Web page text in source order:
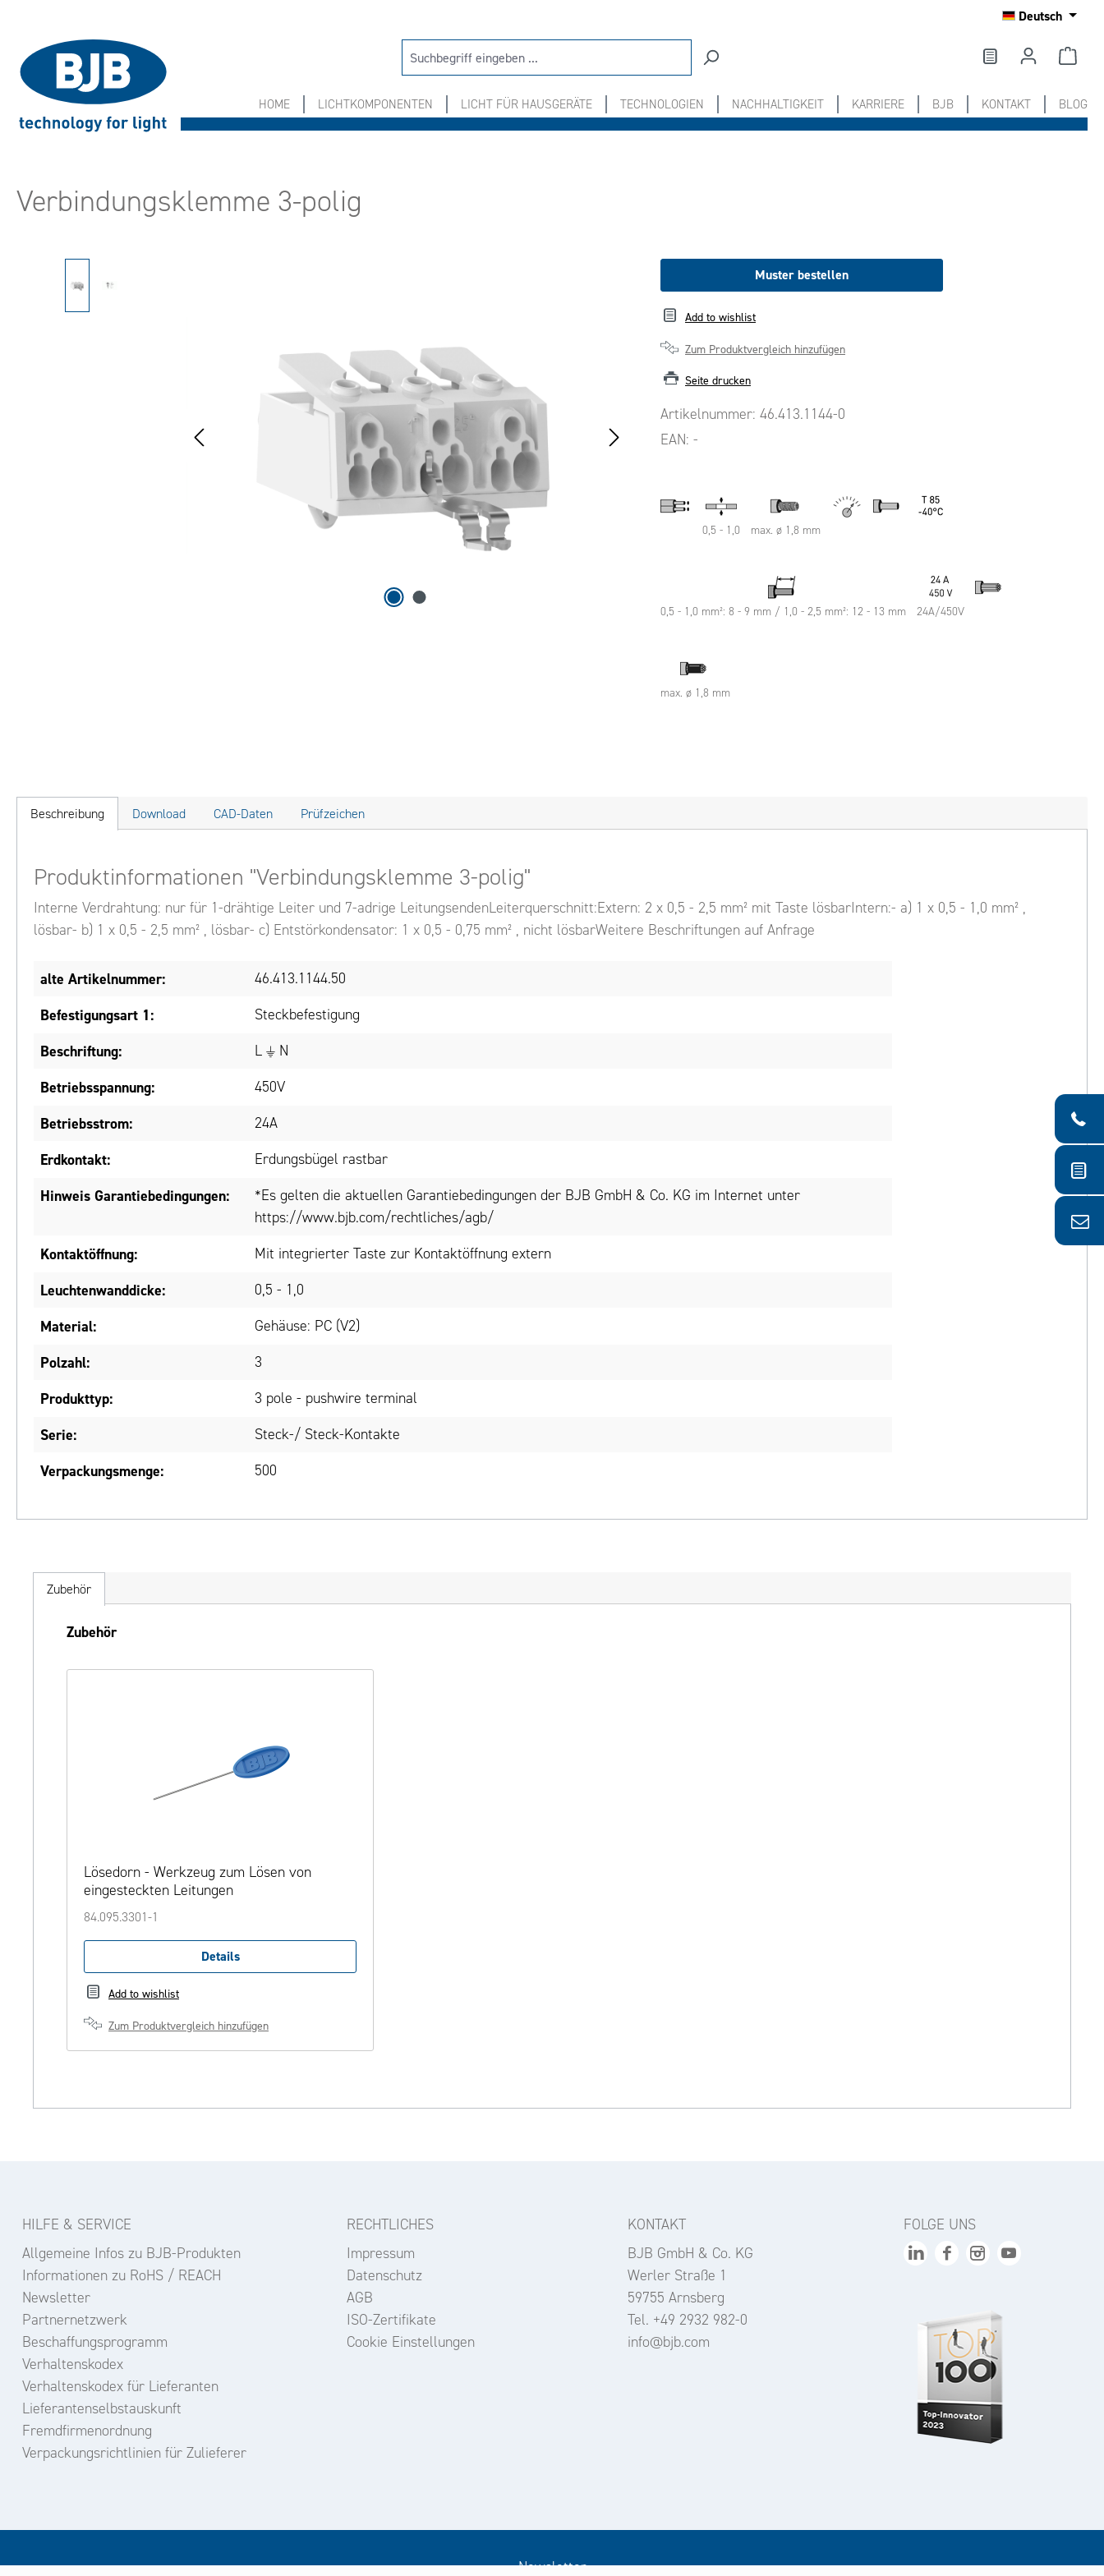
Deutsch
HOME LICHTKOMPONENTEN LICHT FÜR HAUSGERÄTE TECHNOLOGIEN NACHHALTIGKEIT KARRIERE BJB KONTAKT BLOG
Verbindungsklemme 3-polig
Muster bestellen
Add to wishlist
Zum Produktvergleich hinzufügen
Seite drucken
Artikelnummer: 46.413.1144-0
EAN: -
0,5 - 1,0 max. ø 1,8 mm
0,5 - 1,0 mm²: 8 - 9 mm / 1,0 - 2,5 mm²: 12 - 13 mm 24A/450V
max. ø 1,8 mm
Beschreibung Download CAD-Daten Prüfzeichen
Produktinformationen "Verbindungsklemme 3-polig"
Interne Verdrahtung: nur für 1-drähtige Leiter und 7-adrige LeitungsendenLeiterquerschnitt:Extern: 2 x 0,5 - 2,5 mm² mit Taste lösbarIntern:- a) 1 x 0,5 - 1,0 mm² ,
lösbar- b) 1 x 0,5 - 2,5 mm² , lösbar- c) Entstörkondensator: 1 x 0,5 - 0,75 mm² , nicht lösbarWeitere Beschriftungen auf Anfrage
alte Artikelnummer: 46.413.1144.50
Befestigungsart 1: Steckbefestigung
Beschriftung: L ⏚ N
Betriebsspannung: 450V
Betriebsstrom: 24A
Erdkontakt: Erdungsbügel rastbar
Hinweis Garantiebedingungen:
*Es gelten die aktuellen Garantiebedingungen der BJB GmbH & Co. KG im Internet unter
https://www.bjb.com/rechtliches/agb/
Kontaktöffnung: Mit integrierter Taste zur Kontaktöffnung extern
Leuchtenwanddicke: 0,5 - 1,0
Material: Gehäuse: PC (V2)
Polzahl: 3
Produkttyp: 3 pole - pushwire terminal
Serie: Steck-/ Steck-Kontakte
Verpackungsmenge: 500
Zubehör
Produktgalerie überspringen
Zubehör
Lösedorn - Werkzeug zum Lösen von
eingesteckten Leitungen
84.095.3301-1
Details
Add to wishlist
Zum Produktvergleich hinzufügen
HILFE & SERVICE
Allgemeine Infos zu BJB-Produkten
Informationen zu RoHS / REACH
Newsletter
Partnernetzwerk
Beschaffungsprogramm
Verhaltenskodex
Verhaltenskodex für Lieferanten
Lieferantenselbstauskunft
Fremdfirmenordnung
Verpackungsrichtlinien für Zulieferer
RECHTLICHES
Impressum
Datenschutz
AGB
ISO-Zertifikate
Cookie Einstellungen
KONTAKT
BJB GmbH & Co. KG
Werler Straße 1
59755 Arnsberg
Tel. +49 2932 982-0
info@bjb.com
FOLGE UNS
Newsletter